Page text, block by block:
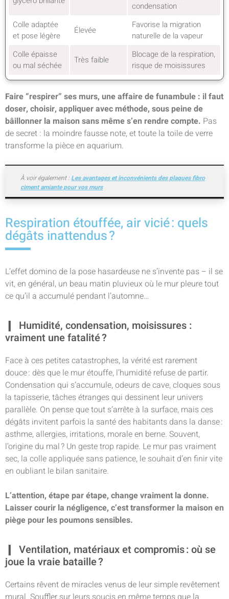
condensation
Colle adaptée
et pose légère
Élevée
Favorise la migration
naturelle de la vapeur
Colle épaisse
ou mal séchée
Très faible
Blocage de la respiration,
risque de moisissures
Faire “respirer” ses murs, une affaire de funambule : il faut
doser, choisir, appliquer avec méthode, sous peine de
bâillonner la maison sans même s’en rendre compte. Pas
de secret : la moindre fausse note, et toute la toile de verre
transforme la pièce en aquarium.
À voir également : Les avantages et inconvénients des plaques fibro
ciment amiante pour vos murs
Respiration étouffée, air vicié : quels
dégâts inattendus ?
L’effet domino de la pose hasardeuse ne s’invente pas – il se
vit, en général, un beau matin pluvieux où le mur pleure tout
ce qu’il a accumulé pendant l’automne…
Humidité, condensation, moisissures :
vraiment une fatalité ?
Face à ces petites catastrophes, la vérité est rarement
douce : dès que le mur étouffe, l’humidité refuse de partir.
Condensation qui s’accumule, odeurs de cave, cloques sous
la tapisserie, tâches étranges qui dessinent leur univers
parallèle. On pense que tout s’arrête à la surface, mais ces
dégâts invitent parfois la santé des habitants dans la danse :
asthme, allergies, irritations, morale en berne. Souvent,
l’origine du mal ? Un geste trop rapide. Le mur pas vraiment
sec, la colle appliquée sans patience, le souhait d’en finir vite
en oubliant le bilan sanitaire.
L’attention, étape par étape, change vraiment la donne.
Laisser courir la négligence, c’est transformer la maison en
piège pour les poumons sensibles.
Ventilation, matériaux et compromis : où se
joue la vraie bataille ?
Certains rêvent de miracles venus de leur simple revêtement